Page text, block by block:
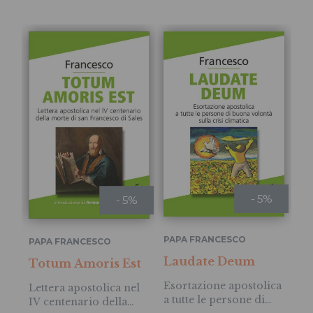
- 5%
PAPA FRANCESCO
Totum Amoris Est
Lettera apostolica nel
IV centenario della
- 5%
PAPA FRANCESCO
Laudate Deum
Esortazione apostolica
a tutte le persone di